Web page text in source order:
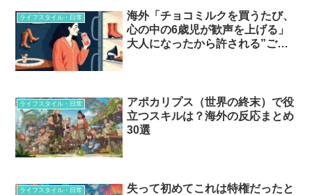
ライフスタイル・日常
海外「チョコミルクを買うたび、
心の中の6歳児が歓声を上げる」
大人になったから許される”ご褒
ライフスタイル・日常
アポカリプス（世界の終末）で役
立つスキルは？海外の反応まとめ
30選
ライフスタイル・日常
失って初めてこれは特権だったと